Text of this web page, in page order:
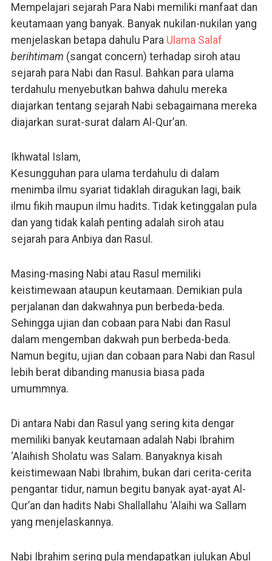
Mempelajari sejarah Para Nabi memiliki manfaat dan
keutamaan yang banyak. Banyak nukilan-nukilan yang
menjelaskan betapa dahulu Para Ulama Salaf
berihtimam (sangat concern) terhadap siroh atau
sejarah para Nabi dan Rasul. Bahkan para ulama
terdahulu menyebutkan bahwa dahulu mereka
diajarkan tentang sejarah Nabi sebagaimana mereka
diajarkan surat-surat dalam Al-Qur’an.
Ikhwatal Islam,
Kesungguhan para ulama terdahulu di dalam
menimba ilmu syariat tidaklah diragukan lagi, baik
ilmu fikih maupun ilmu hadits. Tidak ketinggalan pula
dan yang tidak kalah penting adalah siroh atau
sejarah para Anbiya dan Rasul.
Masing-masing Nabi atau Rasul memiliki
keistimewaan ataupun keutamaan. Demikian pula
perjalanan dan dakwahnya pun berbeda-beda.
Sehingga ujian dan cobaan para Nabi dan Rasul
dalam mengemban dakwah pun berbeda-beda.
Namun begitu, ujian dan cobaan para Nabi dan Rasul
lebih berat dibanding manusia biasa pada
umummnya.
Di antara Nabi dan Rasul yang sering kita dengar
memiliki banyak keutamaan adalah Nabi Ibrahim
‘Alaihish Sholatu was Salam. Banyaknya kisah
keistimewaan Nabi Ibrahim, bukan dari cerita-cerita
pengantar tidur, namun begitu banyak ayat-ayat Al-
Qur’an dan hadits Nabi Shallallahu ‘Alaihi wa Sallam
yang menjelaskannya.
Nabi Ibrahim sering pula mendapatkan julukan Abul